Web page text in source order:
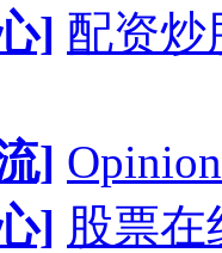
] 配资炒
]
] 股票